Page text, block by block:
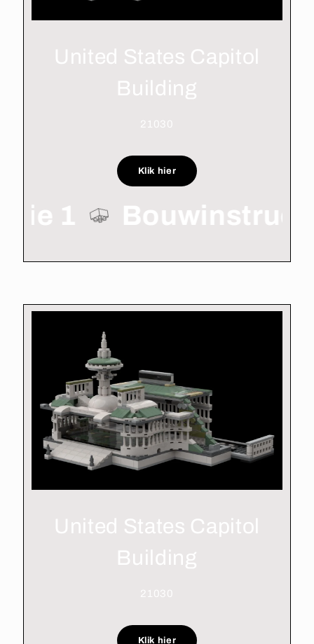
United States Capitol
Building
21030
Klik hier
1
United States Capitol
Building
21030
Klik hier